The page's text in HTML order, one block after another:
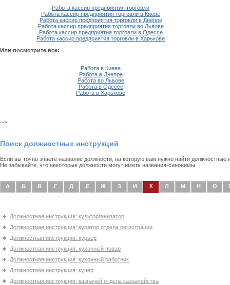
Работа кассир предприятия торговли
Работа кассир предприятия торговли в Киеве
Работа кассир предприятия торговли в Днепре
Работа кассир предприятия торговли во Львове
Работа кассир предприятия торговли в Одессе
Работа кассир предприятия торговли в Харькове
Или посмотрите все:
Работа в Киеве
Работа в Днепре
Работа во Львове
Работа в Одессе
Работа в Харькове
-->
Поиск должностных инструкций
Если вы точно знаете название должности, на которую вам нужно найти
Не забывайте, что некоторые должности могут иметь названия-синонимы.
А Б В Г Д Е Ж З И К Л М Н О
Должностная инструкция: культорганизатор
Должностная инструкция: куратор отдела регистрации
Должностная инструкция: курьер
Должностная инструкция: кухонный повар
Должностная инструкция: кухонный работник
Должностная инструкция: кучер
Должностная инструкция: казначей отдела казначейства